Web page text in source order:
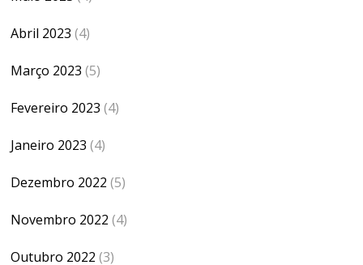
Abril 2023 (4)
Março 2023 (5)
Fevereiro 2023 (4)
Janeiro 2023 (4)
Dezembro 2022 (5)
Novembro 2022 (4)
Outubro 2022 (3)